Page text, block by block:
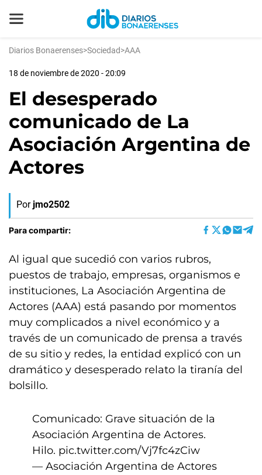
Diarios Bonaerenses>Sociedad>AAA
18 de noviembre de 2020 - 20:09
El desesperado
comunicado de La
Asociación Argentina de
Actores
Por jmo2502
Para compartir:
Al igual que sucedió con varios rubros,
puestos de trabajo, empresas, organismos e
instituciones, La Asociación Argentina de
Actores (AAA) está pasando por momentos
muy complicados a nivel económico y a
través de un comunicado de prensa a través
de su sitio y redes, la entidad explicó con un
dramático y desesperado relato la tiranía del
bolsillo.
Comunicado: Grave situación de la
Asociación Argentina de Actores.
Hilo. pic.twitter.com/Vj7fc4zCiw
— Asociación Argentina de Actores